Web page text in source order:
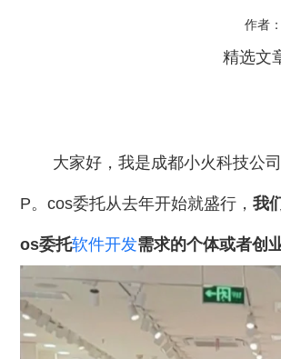
作者：
精选文
大家好，我是成都小火科技公
P。cos委托从去年开始就盛行， 我
os委托软件开发需求的个体或者创